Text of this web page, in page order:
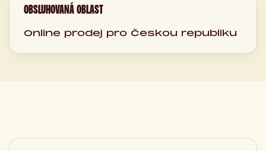
OBSLUHOVANÁ OBLAST
Online prodej pro Českou republiku